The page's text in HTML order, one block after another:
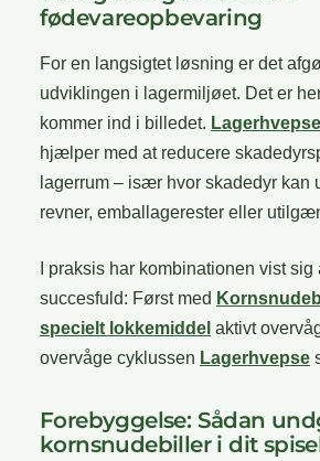
fødevareopbevaring
For en langsigtet løsning er det
udviklingen i lagermiljøet. Det er
kommer ind i billedet. Lagerhvepse
hjælper med at reducere
lagerrum – især hvor skadedyr kan
revner, emballagerester eller
I praksis har kombinationen vist
succesfuld: Først med
specielt lokkemiddel aktivt
overvåge cyklussen Lagerhvepse
Forebyggelse: Sådan
kornsnudebiller i dit